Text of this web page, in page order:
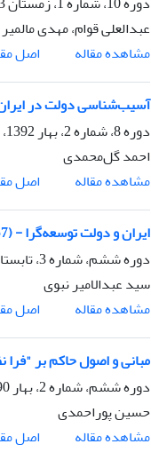
عبدالعلی قوام، مهدی مالمیر
مشاهده مقاله
اصل
آسیب‌شناسی دولت در
دوره 8، شماره 2، بهار 1392، صفحه
احمد گل‌محمدی
مشاهده مقاله
اصل
ایران و دولت توسعه‌گرا - (1357-1320)
دوره ششم، شماره 3، تابستان 1390
سید عبدالامیر نبوی
مشاهده مقاله
اصل
مبانی و اصول حاکم بر
دوره ششم، شماره 2، بهار 1390
حسین پوراحمدی
مشاهده مقاله
اصل